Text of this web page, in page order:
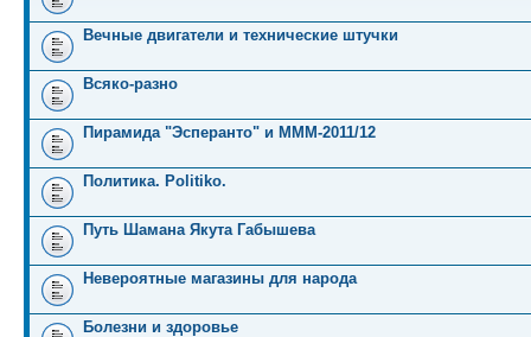
Вечные двигатели и технические штучки
Всяко-разно
Пирамида "Эсперанто" и MMM-2011/12
Политика. Politiko.
Путь Шамана Якута Габышева
Невероятные магазины для народа
Болезни и здоровье